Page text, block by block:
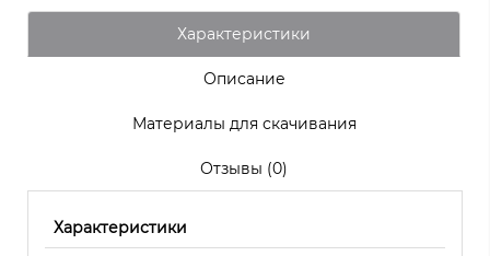
Характеристики
Описание
Материалы для скачивания
Отзывы (0)
Характеристики